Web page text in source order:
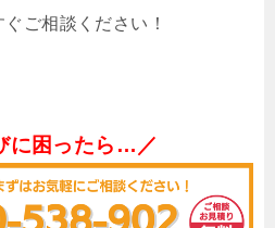
ご相談ください！
に困ったら…／